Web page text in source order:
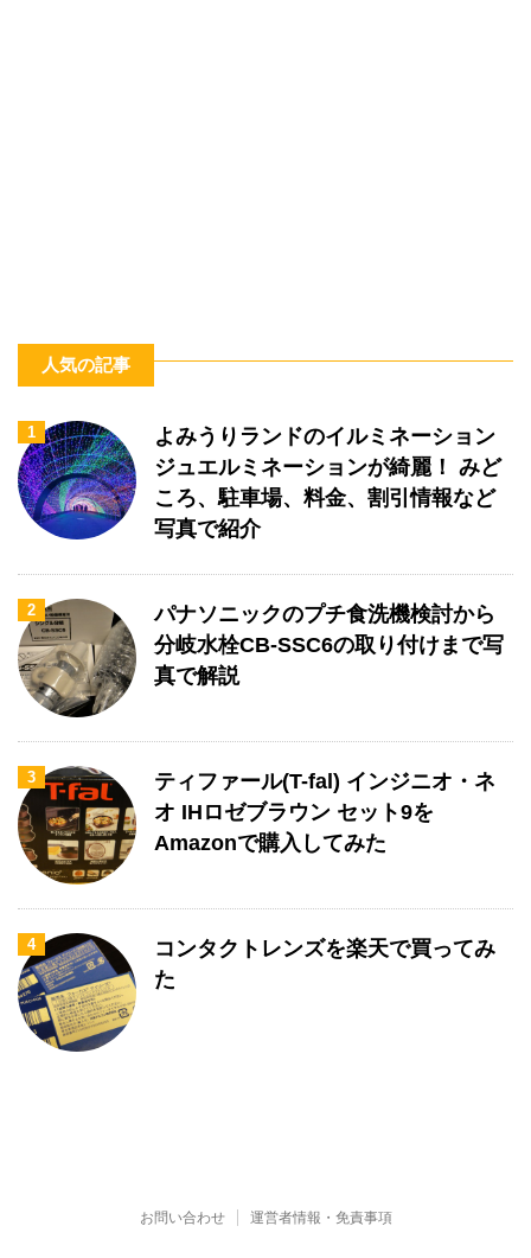
人気の記事
1
よみうりランドのイルミネーション
ジュエルミネーションが綺麗！ みど
ころ、駐車場、料金、割引情報など
写真で紹介
2
パナソニックのプチ食洗機検討から
分岐水栓CB-SSC6の取り付けまで写
真で解説
3
ティファール(T-fal) インジニオ・ネ
オ IHロゼブラウン セット9を
Amazonで購入してみた
4
コンタクトレンズを楽天で買ってみ
た
お問い合わせ 運営者情報・免責事項